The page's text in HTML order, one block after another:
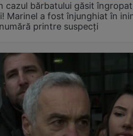
cazul bărbatului găsit
Marinel a fost înjunghiat în
printre suspecți